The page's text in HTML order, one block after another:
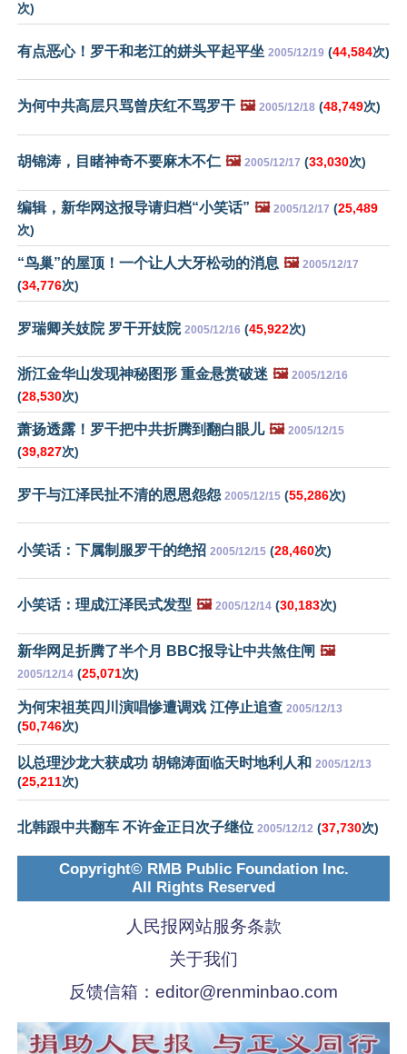
次)
有点恶心！罗干和老江的姘头平起平坐 2005/12/19 (44,584次)
为何中共高层只骂曾庆红不骂罗干 🖼️ 2005/12/18 (48,749次)
胡锦涛，目睹神奇不要麻木不仁 🖼️ 2005/12/17 (33,030次)
编辑，新华网这报导请归档“小笑话” 🖼️ 2005/12/17 (25,489
次)
“鸟巢”的屋顶！一个让人大牙松动的消息 🖼️ 2005/12/17
(34,776次)
罗瑞卿关妓院 罗干开妓院 2005/12/16 (45,922次)
浙江金华山发现神秘图形 重金悬赏破迷 🖼️ 2005/12/16
(28,530次)
萧扬透露！罗干把中共折腾到翻白眼儿 🖼️ 2005/12/15
(39,827次)
罗干与江泽民扯不清的恩恩怨怨 2005/12/15 (55,286次)
小笑话：下属制服罗干的绝招 2005/12/15 (28,460次)
小笑话：理成江泽民式发型 🖼️ 2005/12/14 (30,183次)
新华网足折腾了半个月 BBC报导让中共煞住闸 🖼️
2005/12/14 (25,071次)
为何宋祖英四川演唱惨遭调戏 江停止追查 2005/12/13
(50,746次)
以总理沙龙大获成功 胡锦涛面临天时地利人和 2005/12/13
(25,211次)
北韩跟中共翻车 不许金正日次子继位 2005/12/12 (37,730次)
Copyright© RMB Public Foundation Inc.
All Rights Reserved
人民报网站服务条款
关于我们
反馈信箱： editor@renminbao.com